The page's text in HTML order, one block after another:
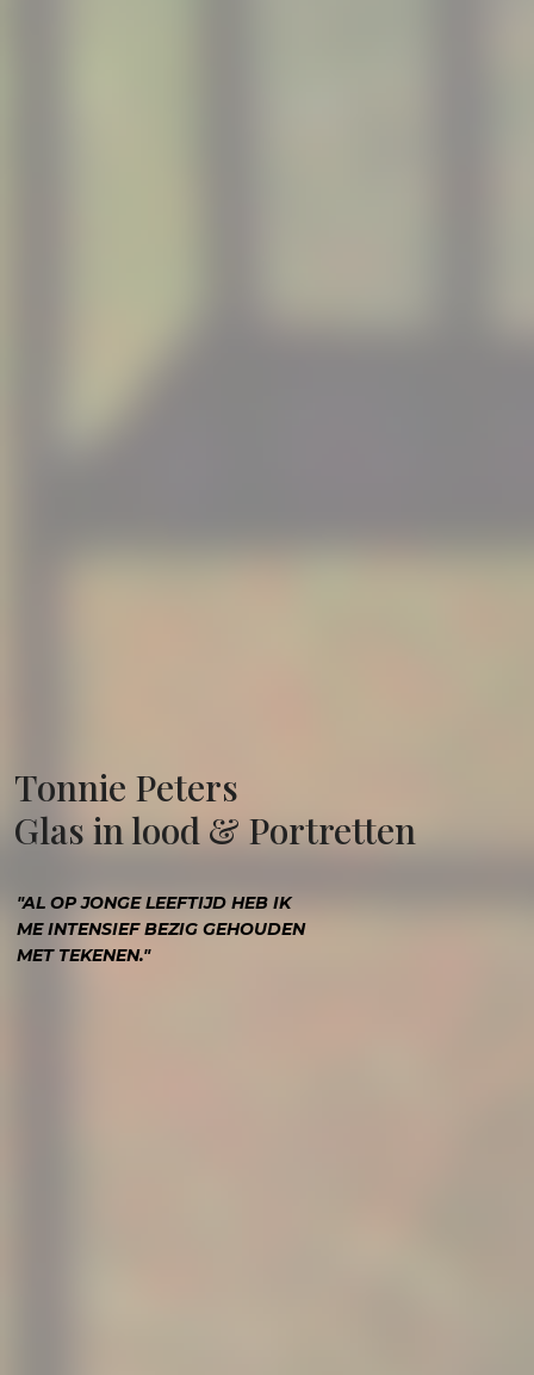
Tonnie Peters
Glas in lood & Portretten
"AL OP JONGE LEEFTIJD HEB IK
ME INTENSIEF BEZIG GEHOUDEN
MET TEKENEN."